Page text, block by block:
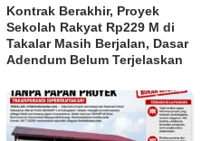
Kontrak Berakhir, Proyek
Sekolah Rakyat Rp229 M di
Takalar Masih Berjalan, Dasar
Adendum Belum Terjelaskan